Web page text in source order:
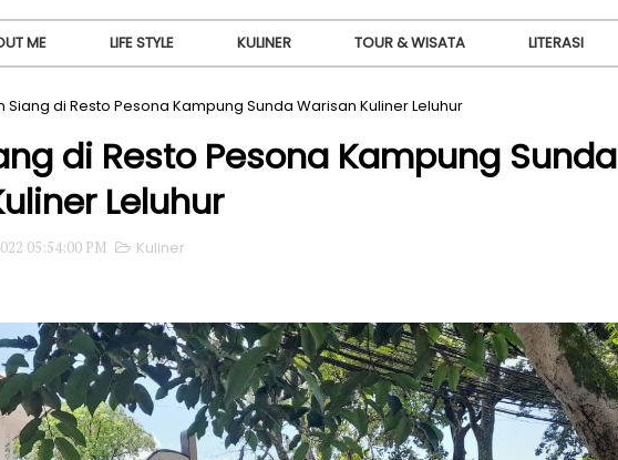
ME LIFE STYLE KULINER TOUR & WISATA LITERASI
Siang di Resto Pesona Kampung Sunda Warisan Kuliner Leluhur
di Resto Pesona Kampung Sunda
Leluhur
05:54:00 PM Kuliner